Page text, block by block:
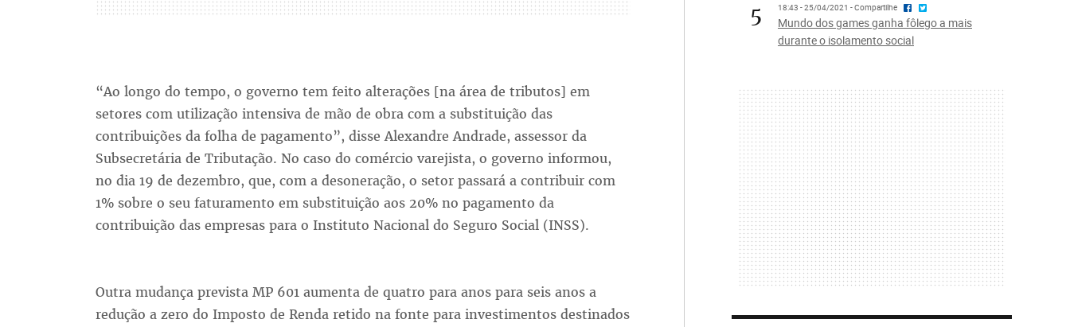
“Ao longo do tempo, o governo tem feito alterações [na área de tributos] em
setores com utilização intensiva de mão de obra com a substituição das
contribuições da folha de pagamento”, disse Alexandre Andrade, assessor da
Subsecretária de Tributação. No caso do comércio varejista, o governo informou,
no dia 19 de dezembro, que, com a desoneração, o setor passará a contribuir com
1% sobre o seu faturamento em substituição aos 20% no pagamento da
contribuição das empresas para o Instituto Nacional do Seguro Social (INSS).
Outra mudança prevista MP 601 aumenta de quatro para anos para seis anos a
redução a zero do Imposto de Renda retido na fonte para investimentos destinados
5 18:43 - 25/04/2021 - Compartilhe
Mundo dos games ganha fôlego a mais
durante o isolamento social